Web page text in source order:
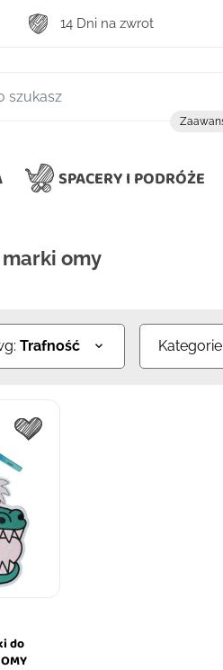
14 Dni na zwrot
SPACERY I PODRÓŻE
omy
Trafność  Kategorie
do